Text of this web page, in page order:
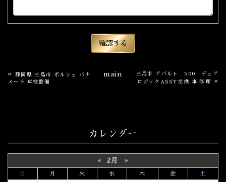
«
静岡県 三島市 ポルシェ パナ
メーラ 車検整備
main
三島市 アバルト 500 デュア
ロジックASSY交換 車 修理
»
カレンダー
« 2月 »
日 月 火 水 木 金 土